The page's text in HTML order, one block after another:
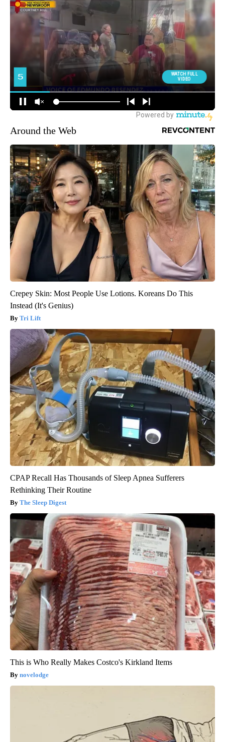
Around the Web
Crepey Skin: Most People Use Lotions. Koreans Do This
Instead (It's Genius)
Tri Lift
CPAP Recall Has Thousands of Sleep Apnea Sufferers
Rethinking Their Routine
The Sleep Digest
This is Who Really Makes Costco's Kirkland Items
novelodge